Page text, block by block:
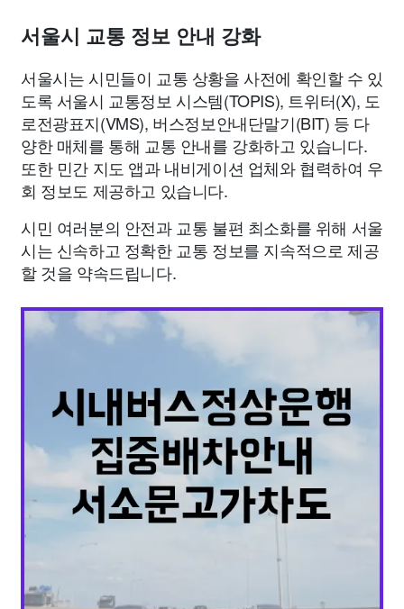
서울시 교통 정보 안내 강화
서울시는 시민들이 교통 상황을 사전에 확인할 수 있
도록 서울시 교통정보 시스템(TOPIS), 트위터(X), 도
로전광표지(VMS), 버스정보안내단말기(BIT) 등 다
양한 매체를 통해 교통 안내를 강화하고 있습니다.
또한 민간 지도 앱과 내비게이션 업체와 협력하여 우
회 정보도 제공하고 있습니다.
시민 여러분의 안전과 교통 불편 최소화를 위해 서울
시는 신속하고 정확한 교통 정보를 지속적으로 제공
할 것을 약속드립니다.